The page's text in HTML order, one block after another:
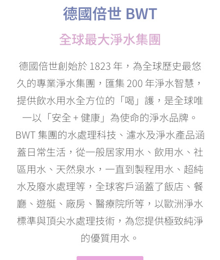
德國倍世 BWT
全球最大淨水集團
德國倍世創始於 1823 年，為全球歷史最悠
久的專業淨水集團，匯集 200 年淨水智慧，
提供飲水用水全方位的「喝」護，是全球唯
一以「安全 + 健康」為使命的淨水品牌。
BWT 集團的水處理科技、濾水及淨水產品涵
蓋日常生活，從一般居家用水、飲用水、社
區用水、天然泉水，一直到製程用水、超純
水及廢水處理等，全球客戶涵蓋了飯店、餐
廳、遊艇、廠房、醫療院所等，以歐洲淨水
標準與頂尖水處理技術，為您提供極致純淨
的優質用水。